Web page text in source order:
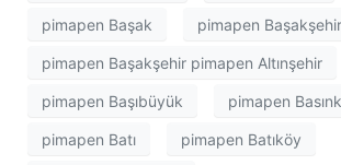
pimapen Başak pimapen Başakşehir
pimapen Başakşehir pimapen Altınşehir
pimapen Başıbüyük pimapen
pimapen Batı pimapen Batıköy